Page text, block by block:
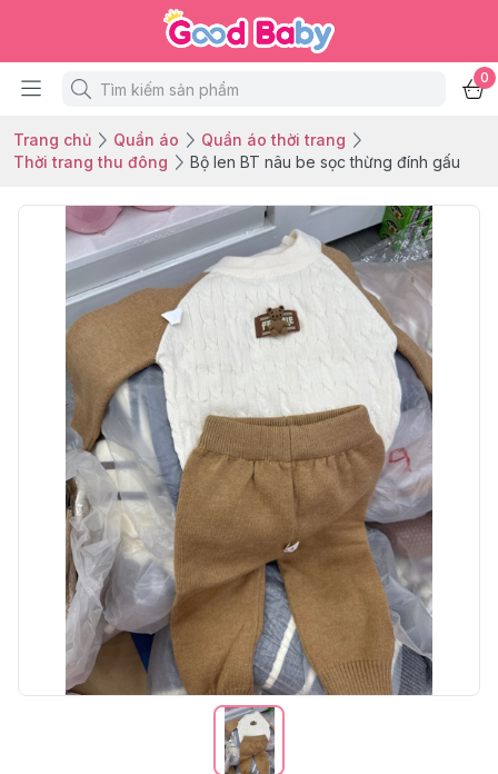
0
Trang chủ Quần áo
Quần áo thời trang
Thời trang thu đông
Bộ len BT nâu be sọc thừng đính gấu